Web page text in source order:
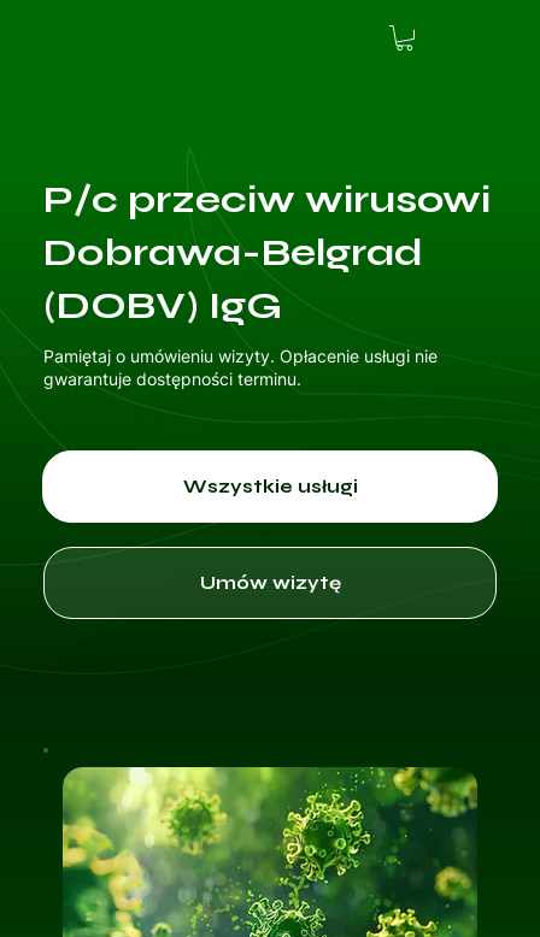
P/c przeciw wirusowi
Dobrawa-Belgrad
(DOBV) IgG
Pamiętaj o umówieniu wizyty. Opłacenie usługi nie
gwarantuje dostępności terminu.
Wszystkie usługi
Umów wizytę